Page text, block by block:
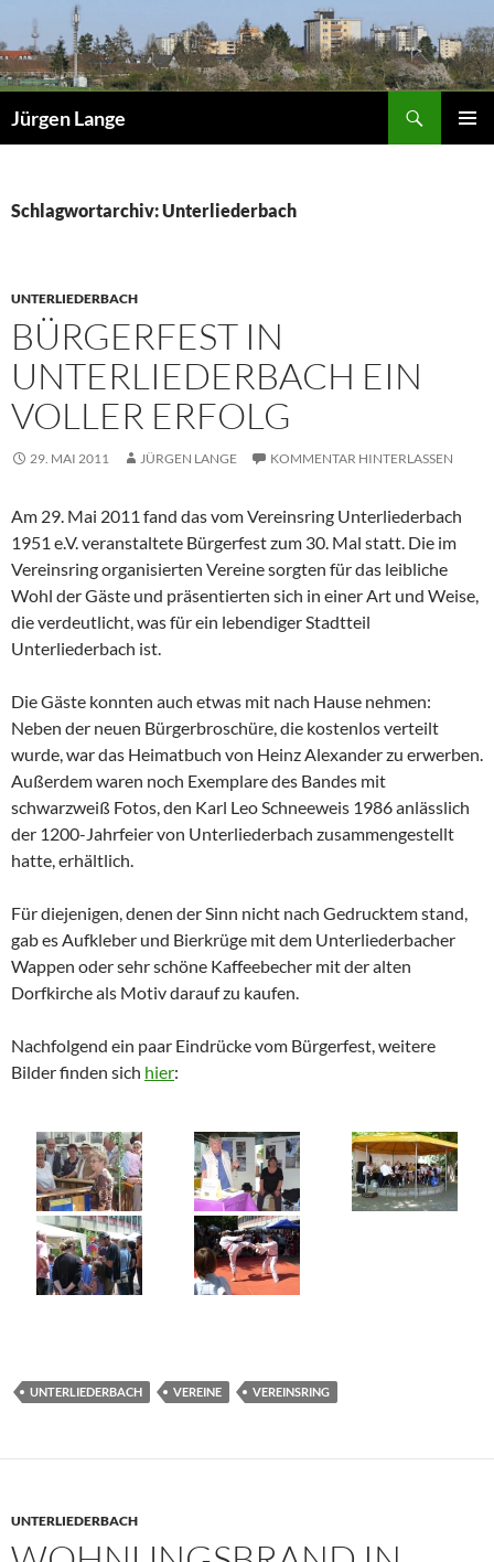
Inhalt
springen
Jürgen Lange
Schlagwortarchiv: Unterliederbach
UNTERLIEDERBACH
BÜRGERFEST IN
UNTERLIEDERBACH EIN
VOLLER ERFOLG
29. MAI 2011 JÜRGEN LANGE KOMMENTAR HINTERLASSEN
Am 29. Mai 2011 fand das vom Vereinsring Unterliederbach
1951 e.V. veranstaltete Bürgerfest zum 30. Mal statt. Die im
Vereinsring organisierten Vereine sorgten für das leibliche
Wohl der Gäste und präsentierten sich in einer Art und Weise,
die verdeutlicht, was für ein lebendiger Stadtteil
Unterliederbach ist.
Die Gäste konnten auch etwas mit nach Hause nehmen:
Neben der neuen Bürgerbroschüre, die kostenlos verteilt
wurde, war das Heimatbuch von Heinz Alexander zu erwerben.
Außerdem waren noch Exemplare des Bandes mit
schwarzweiß Fotos, den Karl Leo Schneeweis 1986 anlässlich
der 1200-Jahrfeier von Unterliederbach zusammengestellt
hatte, erhältlich.
Für diejenigen, denen der Sinn nicht nach Gedrucktem stand,
gab es Aufkleber und Bierkrüge mit dem Unterliederbacher
Wappen oder sehr schöne Kaffeebecher mit der alten
Dorfkirche als Motiv darauf zu kaufen.
Nachfolgend ein paar Eindrücke vom Bürgerfest, weitere
Bilder finden sich hier:
UNTERLIEDERBACH VEREINE VEREINSRING
UNTERLIEDERBACH